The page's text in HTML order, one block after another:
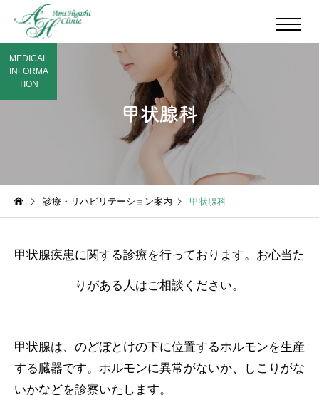
甲状腺科
MEDICAL
INFORMA
TION
診療・リハビリテーション案内 甲状腺科
甲状腺疾患に関する診療を行っております。お心当た
りがある人はご相談ください。
甲状腺は、のどぼとけの下に位置するホルモンを生産
する臓器です。ホルモンに異常がないか、しこりがな
いかなどを診察いたします。